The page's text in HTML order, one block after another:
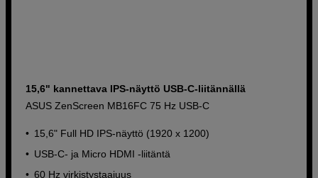
15,6" kannettava IPS-näyttö USB-C-liitännällä
ASUS ZenScreen MB16FC 75 Hz USB-C
15,6" Full HD IPS-näyttö (1920 x 1200)
USB-C- ja Micro HDMI -liitäntä
60 Hz virkistystaajuus